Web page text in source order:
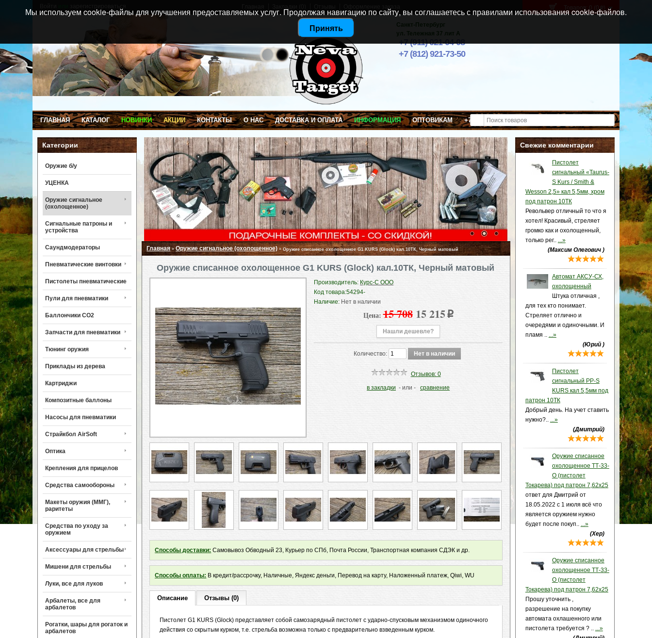
Санкт-Петербург
ул. Тележная 37 лит А
+7 (911) 021-04-08
+7 (812) 921-73-50
Товаров: 0 (0 p )
ГЛАВНАЯ КАТАЛОГ НОВИНКИ АКЦИИ КОНТАКТЫ О НАС ДОСТАВКА И ОПЛАТА ИНФОРМАЦИЯ ОПТОВИКАМ +7 (911) 021-04-08
Категории
Оружие б/у
УЦЕНКА
Оружие сигнальное
(охолощенное)
Сигнальные патроны и
устройства
Саундмодераторы
Пневматические винтовки
Пистолеты пневматические
Пули для пневматики
Баллончики CO2
Запчасти для пневматики
Тюнинг оружия
Приклады из дерева
Картриджи
Композитные баллоны
Насосы для пневматики
Страйкбол AirSoft
Оптика
Крепления для прицелов
Средства самообороны
Макеты оружия (ММГ),
раритеты
Средства по уходу за
оружием
Аксессуары для стрельбы
Мишени для стрельбы
Луки, все для луков
Арбалеты, все для
арбалетов
Рогатки, шары для рогаток и
арбалетов
Свежие комментарии
Пистолет
сигнальный «Taurus-
S Kurs / Smith &
Wesson 2,5» кал 5,5мм, хром
под патрон 10ТК
Револьвер отличный то что я
хотел! Красивый, стреляет
громко как и охолощенный,
только рег.. ...»
(Максим Олегович )
Автомат АКСУ-СХ,
охолощенный
Штука отличная ,
для тех кто понимает.
Стреляет отлично и
очередями и одиночными. И
пламя .. ...»
(Юрий )
Пистолет
сигнальный PP-S
KURS кал 5,5мм под
патрон 10ТК
Добрый день. На учет ставить
нужно?.. ...»
(Дмитрий)
Оружие списанное
охолощенное ТТ-33-
О (пистолет
Токарева) под патрон 7,62х25
ответ для Дмитрий от
18.05.2022 с 1 июля всё что
является оружием нужно
будет после покуп.. ...»
(Хер)
Оружие списанное
охолощенное ТТ-33-
О (пистолет
Токарева) под патрон 7,62х25
Прошу уточнить ,
разрешение на покупку
автомата охлашенного или
пистолета требуется ? .. ...»
Главная»Оружие сигнальное (охолощенное) »Оружие списанное охолощенное G1 KURS (Glock) кал.10ТК, Черный матовый
Оружие списанное охолощенное G1 KURS (Glock) кал.10ТК, Черный матовый
Производитель: Курс-С ООО
Код товара:54294-
Наличие: Нет в наличии
Цена: 15 708 15 215 p
Нашли дешевле?
Количество:
Отзывов: 0
в закладки - или - сравнение
Способы доставки: Самовывоз Обводный 23, Курьер по СПб, Почта России, Транспортная компания СДЭК и др.
Способы оплаты: В кредит/рассрочку, Наличные, Яндекс деньги, Перевод на карту, Наложенный платеж, Qiwi, WU
Описание Отзывы (0)
Пистолет G1 KURS (Glock) представляет собой самозарядный пистолет с ударно-спусковым механизмом одиночного
действия со скрытым курком, т.е. стрельба возможна только с предварительно взведенным курком.
Мы используем cookie-файлы для улучшения предоставляемых услуг. Продолжая навигацию по сайту, вы соглашаетесь с правилами использования cookie-файлов.
Принять